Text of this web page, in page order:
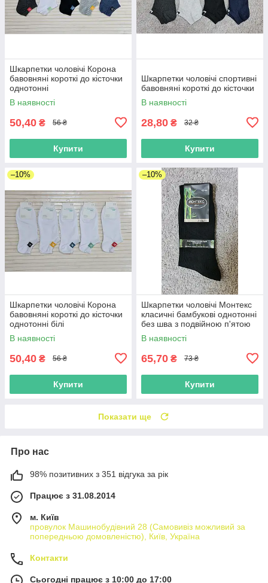
Шкарпетки чоловічі Корона
бавовняні короткі до кісточки
однотонні
В наявності
50,40 ₴ 56 ₴
Купити
Шкарпетки чоловічі спортивні
бавовняні короткі до кісточки
В наявності
28,80 ₴ 32 ₴
Купити
–10%
Шкарпетки чоловічі Корона
бавовняні короткі до кісточки
однотонні білі
В наявності
50,40 ₴ 56 ₴
Купити
–10%
Шкарпетки чоловічі Монтекс
класичні бамбукові однотонні
без шва з подвійною п'ятою
В наявності
65,70 ₴ 73 ₴
Купити
Показати ще
Про нас
98% позитивних з 351 відгука за рік
Працює з 31.08.2014
м. Київ
провулок Машинобудівний 28 (Самовивіз можливий за
попередньою домовленістю), Київ, Україна
Контакти
Сьогодні працює з 10:00 до 17:00